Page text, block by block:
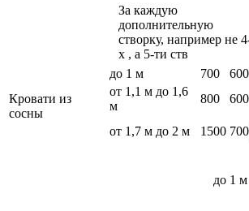
За каждую
дополнительную
створку, например не
х , а 5-ти ств
Кровати из
сосны
до 1 м 700 600
от 1,1 м до 1,6
м
800 600
от 1,7 м до 2 м 1500 700
до 1 м